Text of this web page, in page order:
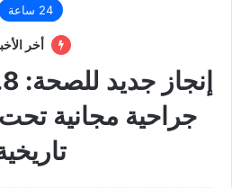
24 ساعة
أخر
جراحية مجانية